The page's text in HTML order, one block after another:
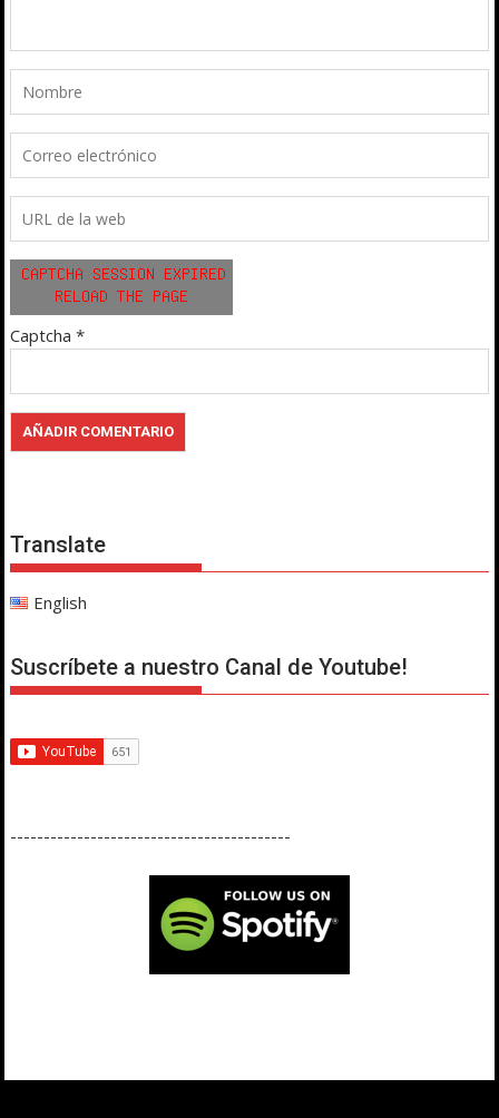
Captcha *
Translate
English
Suscríbete a nuestro Canal de Youtube!
------------------------------------------